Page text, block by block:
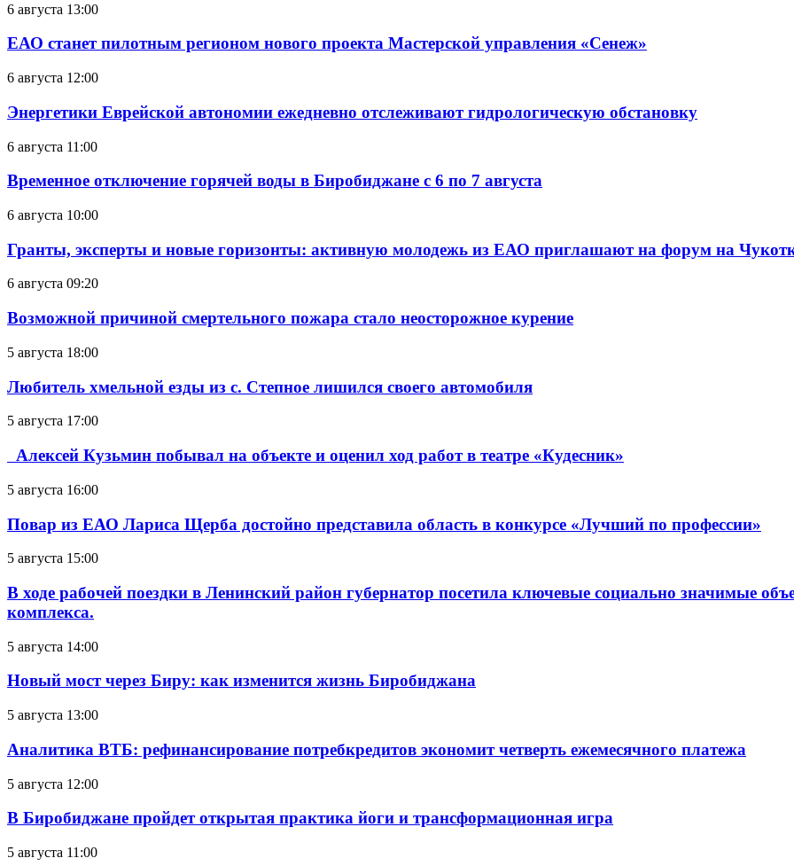
6 августа 13:00
ЕАО станет пилотным регионом нового проекта Мастерской управления «Сенеж»
6 августа 12:00
Энергетики Еврейской автономии ежедневно отслеживают гидрологическую обстановку
6 августа 11:00
Временное отключение горячей воды в Биробиджане с 6 по 7 августа
6 августа 10:00
Гранты, эксперты и новые горизонты: активную молодежь из ЕАО приглашают на форум на
6 августа 09:20
Возможной причиной смертельного пожара стало неосторожное курение
5 августа 18:00
Любитель хмельной езды из с. Степное лишился своего автомобиля
5 августа 17:00
Алексей Кузьмин побывал на объекте и оценил ход работ в театре «Кудесник»
5 августа 16:00
Повар из ЕАО Лариса Щерба достойно представила область в конкурсе «Лучший по профессии»
5 августа 15:00
В ходе рабочей поездки в Ленинский район губернатор посетила ключевые социально значимые
комплекса.
5 августа 14:00
Новый мост через Биру: как изменится жизнь Биробиджана
5 августа 13:00
Аналитика ВТБ: рефинансирование потребкредитов экономит четверть ежемесячного платежа
5 августа 12:00
В Биробиджане пройдет открытая практика йоги и трансформационная игра
5 августа 11:00